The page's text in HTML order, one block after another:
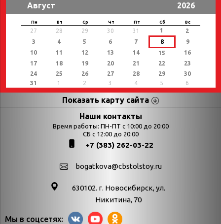
Август 2026
Пн Вт Ср Чт Пт Сб Вс
27 28 29 30 31 1
2
3
4 5 6 7 8
9
10
11 12 13 14 15
16
17
18 19 20 21 22
23
24
25 26 27 28 29
30
31
1 2 3 4 5 6
Показать карту сайта
Страницы Категории
Календарь
Выставки
День в истории
День в истории.
День в истории.
Наши контакты
Время работы: ПН-ПТ с 10:00 до 20:00
СБ с 12:00 до 20:00
+7 (383) 262-03-22
bogatkova@cbstolstoy.ru
630102. г. Новосибирск, ул.
Никитина, 70
Мы в соцсетях: